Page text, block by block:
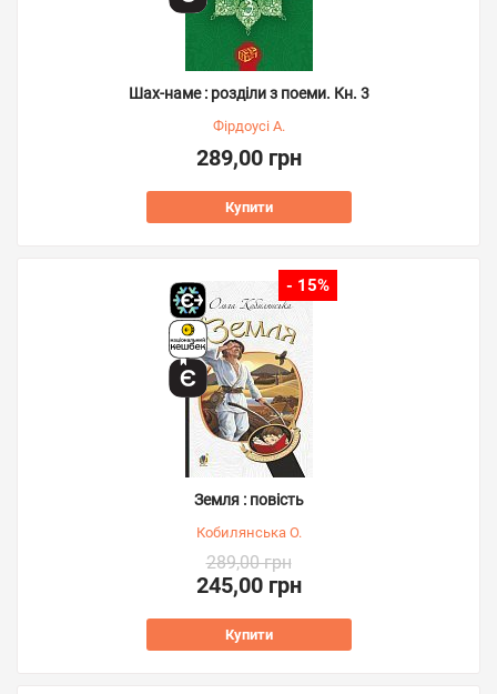
Шах-наме : розділи з поеми. Кн. 3
Фірдоусі А.
289,00 грн
Купити
- 15%
Земля : повість
Кобилянська О.
289,00 грн
245,00 грн
Купити